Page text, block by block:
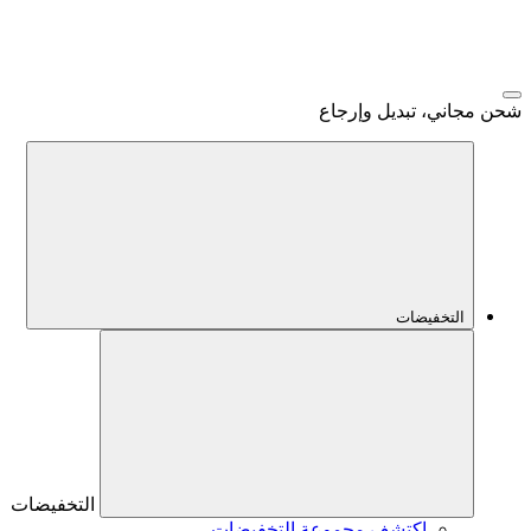
شحن مجاني، تبديل وإرجاع
التخفيضات
التخفيضات